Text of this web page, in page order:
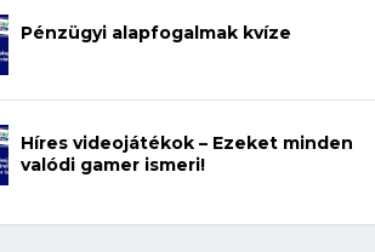
Pénzügyi alapfogalmak kvíze
Híres videojátékok – Ezeket minden
valódi gamer ismeri!